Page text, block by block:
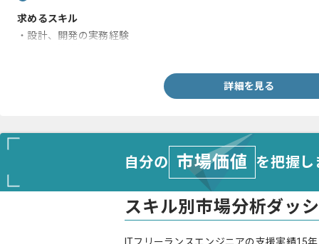
求めるスキル
・設計、開発の実務経験
詳細を見る
自分の 市場価値 を把握
スキル別市場分析ダッ